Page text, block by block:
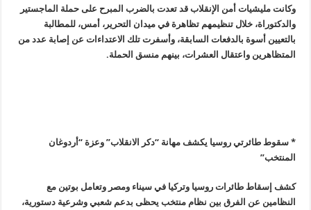
وكانت مليشيات أمن الإنقلاب قد تعدت بالضرب المبرح على حملة الماجستير
والدكتوراة، خلال تنظيمهم تظاهرة في ميدان التحرير، أمس، للمطالبة
بالتعيين أسوة بالدفعات السابقة، وأسفرت تلك الاعتداءات عن إصابة عدد من
المتظاهرين واعتقال العشرات، بينهم منسق الحملة.
* سقوط طائرتي روسيا يكشف مهانة “دكر الانقلاب” وعزة “أردوغان
المنتخب”
كشف إسقاط طائرات روسيا وتركيا في سيناء ومصر وتعامل بوتين مع
النظامين عن الفرق بين نظام منتخب يحظى بدعم شعبي وشرعية دستورية،